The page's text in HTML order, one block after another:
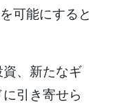
可能にすると
、新たなギ
引き寄せら